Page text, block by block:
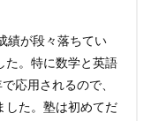
績が段々落ちてい
た。特に数学と英語
応用されるので、
した。塾は初めてだ